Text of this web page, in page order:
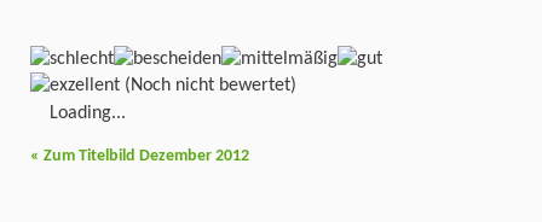
(Noch nicht bewertet)
Loading...
« Zum Titelbild Dezember 2012